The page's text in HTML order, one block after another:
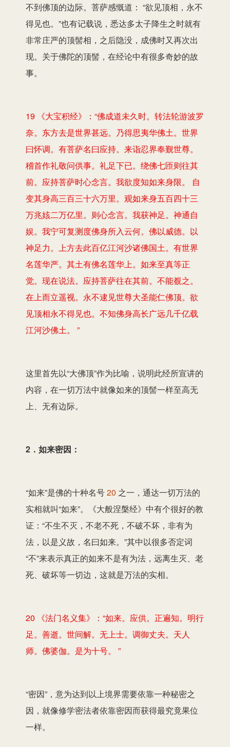
不到佛顶的边际。菩萨感慨道： “欲见顶相，永不
得见也。”也有记载说，悉达多太子降生之时就有
非常庄严的顶髻相，之后隐没，成佛时又再次出
现。关于佛陀的顶髻，在经论中有很多奇妙的故
事。
19 《大宝积经》：“佛成道未久时。转法轮游波罗
奈。东方去是世界甚远。乃得思夷华佛土。世界
曰怀调。有菩萨名曰应持。来诣忍界奉觐世尊。
稽首作礼敬问供事。礼足下已。绕佛七匝则往其
前。应持菩萨时心念言。我欲度知如来身限。 自
变其身高三百三十六万里。观如来身五百四十三
万兆姟二万亿里。则心念言。我获神足。神通自
娱。我宁可复测度佛身所入云何。佛以威德。以
神足力。上方去此百亿江河沙诸佛国土。有世界
名莲华严。其土有佛名莲华上。如来至真等正
觉。现在说法。应持菩萨往在其前。不能覩之。
在上而立遥视。永不逮见世尊大圣能仁佛顶。欲
见顶相永不得见也。不知佛身高长广远几千亿载
江河沙佛土。 ”
这里首先以“大佛顶”作为比喻，说明此经所宣讲的
内容，在一切万法中就像如来的顶髻一样至高无
上、无有边际。
2．如来密因：
“如来”是佛的十种名号20 之一，通达一切万法的
实相就叫“如来”。《大般涅槃经》中有个很好的教
证：“不生不灭，不老不死，不破不坏，非有为
法，以是义故，名曰如来。”其中以很多否定词
“不”来表示真正的如来不是有为法，远离生灭、老
死、破坏等一切边，这就是万法的实相。
20 《法门名义集》：“如来。应供。正遍知。明行
足。善逝。世间解。无上士。调御丈夫。天人
师。佛婆伽。是为十号。 ”
“密因”，意为达到以上境界需要依靠一种秘密之
因，就像修学密法者依靠密因而获得最究竟果位
一样。